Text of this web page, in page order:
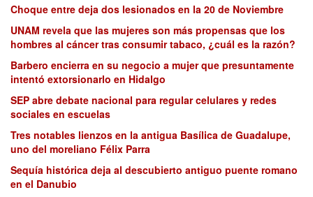
Choque entre deja dos lesionados en la 20 de Noviembre
UNAM revela que las mujeres son más propensas que los
hombres al cáncer tras consumir tabaco, ¿cuál es la razón?
Barbero encierra en su negocio a mujer que presuntamente
intentó extorsionarlo en Hidalgo
SEP abre debate nacional para regular celulares y redes
sociales en escuelas
Tres notables lienzos en la antigua Basílica de Guadalupe,
uno del moreliano Félix Parra
Sequía histórica deja al descubierto antiguo puente romano
en el Danubio